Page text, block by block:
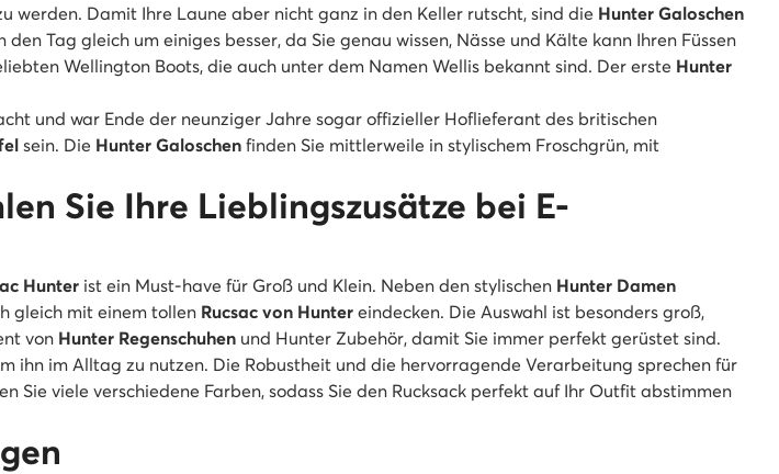
werden. Damit Ihre Laune aber nicht ganz in den Keller rutscht, sind die Hunter Galoschen
Tag gleich um einiges besser, da Sie genau wissen, Nässe und Kälte kann Ihren Füssen
Wellington Boots, die auch unter dem Namen Wellis bekannt sind. Der erste Hunter
und war Ende der neunziger Jahre sogar offizieller Hoflieferant des britischen
sein. Die Hunter Galoschen finden Sie mittlerweile in stylischem Froschgrün, mit
Sie Ihre Lieblingszusätze bei E-
Hunter ist ein Must-have für Groß und Klein. Neben den stylischen Hunter Damen
gleich mit einem tollen Rucsac von Hunter eindecken. Die Auswahl ist besonders groß,
von Hunter Regenschuhen und Hunter Zubehör, damit Sie immer perfekt gerüstet sind.
ihn im Alltag zu nutzen. Die Robustheit und die hervorragende Verarbeitung sprechen für
viele verschiedene Farben, sodass Sie den Rucksack perfekt auf Ihr Outfit abstimmen